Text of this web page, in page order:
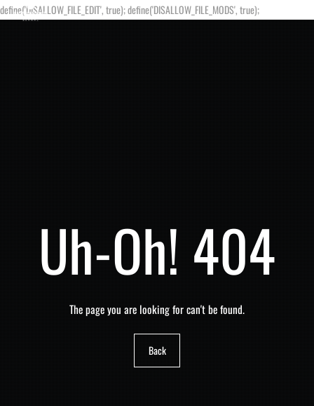
define('DISALLOW_FILE_EDIT', true); define('DISALLOW_FILE_MODS', true);
Uh-Oh! 404
The page you are looking for can't be found.
Back